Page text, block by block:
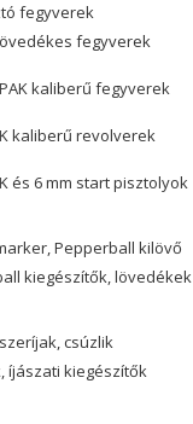
fegyverek
fegyverek
kaliberű fegyverek
kaliberű revolverek
és 6 mm start pisztolyok
Pepperball kilövő
kiegészítők, lövedékek
csúzlik
íjászati kiegészítők